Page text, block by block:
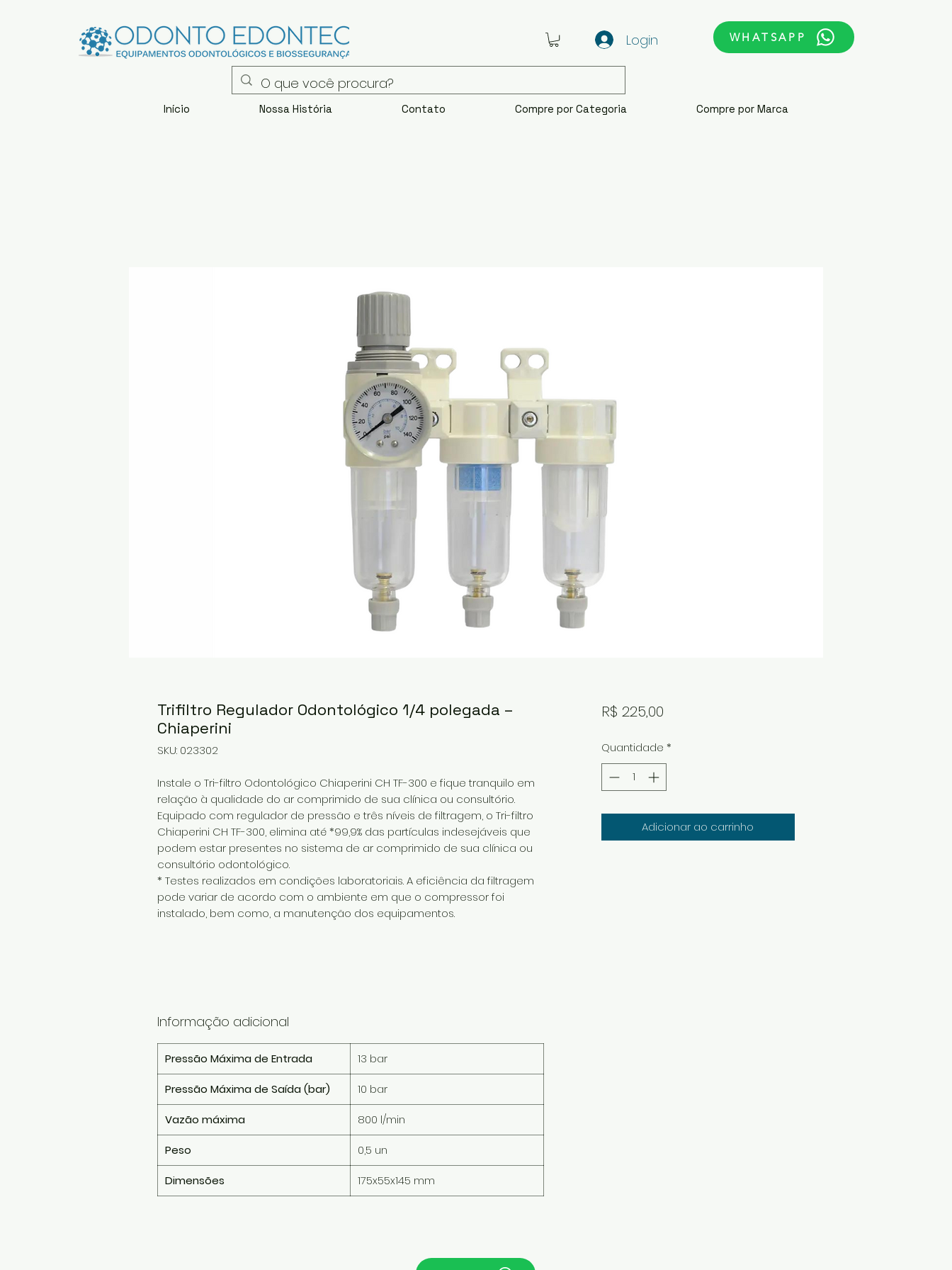
Login WHATSAPP
Início Nossa História Contato Compre por Categoria Compre por Marca
Trifiltro Regulador Odontológico 1/4 polegada –
Chiaperini
SKU: 023302
Instale o Tri-filtro Odontológico Chiaperini CH TF-300 e fique tranquilo em
relação à qualidade do ar comprimido de sua clínica ou consultório.
Equipado com regulador de pressão e três níveis de filtragem, o Tri-filtro
Chiaperini CH TF-300, elimina até *99,9% das partículas indesejáveis que
podem estar presentes no sistema de ar comprimido de sua clínica ou
consultório odontológico.
* Testes realizados em condições laboratoriais. A eficiência da filtragem
pode variar de acordo com o ambiente em que o compressor foi
instalado, bem como, a manutenção dos equipamentos.
Informação adicional
Pressão Máxima de Entrada 13 bar
Pressão Máxima de Saída (bar) 10 bar
Vazão máxima 800 l/min
Peso 0,5 un
Dimensões 175x55x145 mm
R$ 225,00Preço
Quantidade *
Adicionar ao carrinho